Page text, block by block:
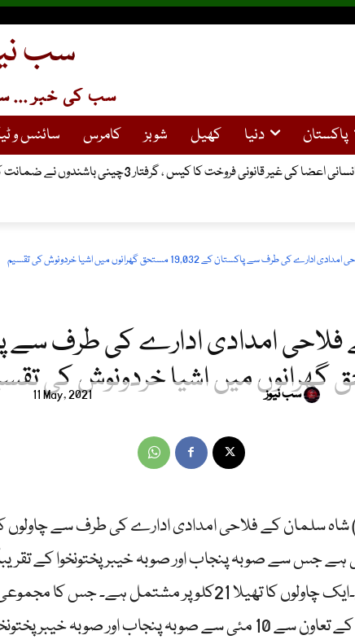
سب
سب کی خبر ...
پاکستان دنیا کھیل شوبز کامرس سائنس و
اعضا کی غیر قانونی فروخت کا کیس ، گرفتار 3چینی باشندوں نے ضمانت کیلئے ہائیکورٹ سے رجوع کر لیا
کی طرف سے پاکستان کے 19,032 مستحق گھرانوں میں اشیا خردونوش کی تقسیم
فلاحی امدادی ادارے کی طرف سے
11 May, 2021 سب نیوز